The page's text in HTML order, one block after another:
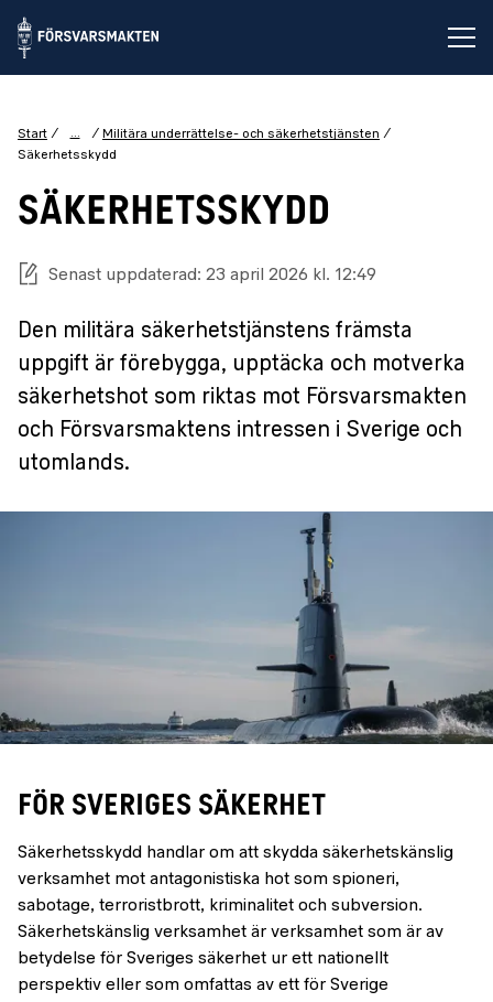
Start ...
Militära underrättelse- och säkerhetstjänsten
Säkerhetsskydd
SÄKERHETSSKYDD
Senast uppdaterad: 23 april 2026 kl. 12:49
Den militära säkerhetstjänstens främsta
uppgift är förebygga, upptäcka och motverka
säkerhetshot som riktas mot Försvarsmakten
och Försvarsmaktens intressen i Sverige och
utomlands.
FÖR SVERIGES SÄKERHET
Säkerhetsskydd handlar om att skydda säkerhetskänslig
verksamhet mot antagonistiska hot som spioneri,
sabotage, terroristbrott, kriminalitet och subversion.
Säkerhetskänslig verksamhet är verksamhet som är av
betydelse för Sveriges säkerhet ur ett nationellt
perspektiv eller som omfattas av ett för Sverige